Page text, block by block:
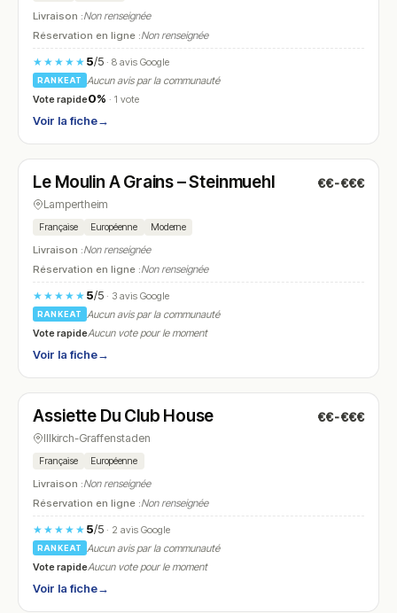
Livraison :Non renseignée
Réservation en ligne :Non renseignée
★★★★★ 5/5· 8 avis Google
RANKEAT
Aucun avis par la communauté
Vote rapide0% · 1 vote
Voir la fiche→
N° 14
Le Moulin A Grains – Steinmuehl €€-€€€
Lampertheim
Française Européenne Moderne
Livraison :Non renseignée
Réservation en ligne :Non renseignée
★★★★★ 5/5· 3 avis Google
RANKEAT
Aucun avis par la communauté
Vote rapideAucun vote pour le moment
Voir la fiche→
N° 15
Assiette Du Club House €€-€€€
Illkirch-Graffenstaden
Française Européenne
Livraison :Non renseignée
Réservation en ligne :Non renseignée
★★★★★ 5/5· 2 avis Google
RANKEAT
Aucun avis par la communauté
Vote rapideAucun vote pour le moment
Voir la fiche→